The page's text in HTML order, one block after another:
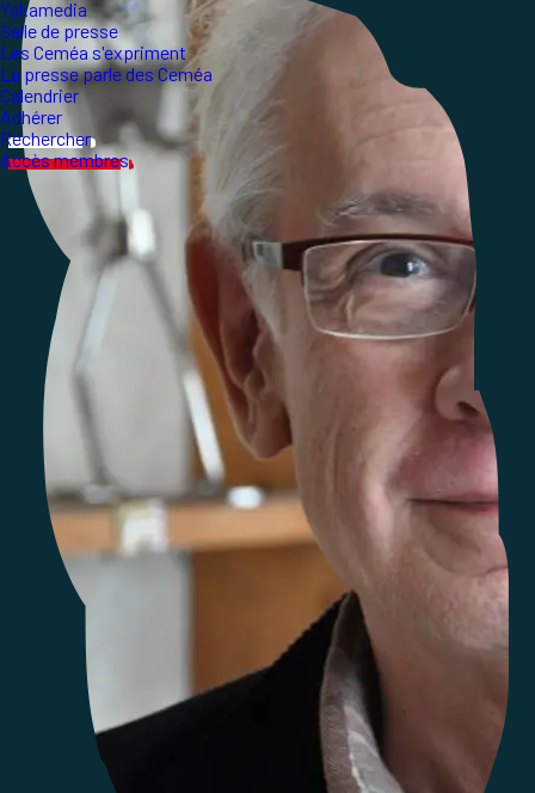
Yakamedia
Salle de presse
Les Ceméa s'expriment
La presse parle des Ceméa
Calendrier
Adhérer
Rechercher
Accès membres